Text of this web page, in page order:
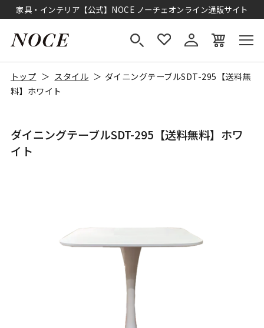
家具・インテリア【公式】NOCE ノーチェオンライン通販サイト
トップ スタイル
ダイニングテーブルSDT-295【送料無
料】ホワイト
ダイニングテーブルSDT-295【送料無料】ホワ
イト